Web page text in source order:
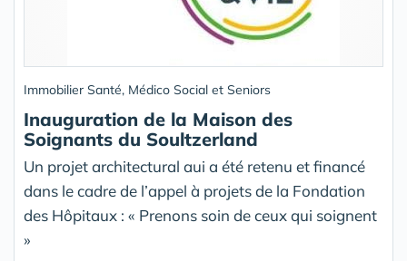
Immobilier Santé, Médico Social et Seniors
Inauguration de la Maison des
Soignants du Soultzerland
Un projet architectural aui a été retenu et financé
dans le cadre de l’appel à projets de la Fondation
des Hôpitaux : « Prenons soin de ceux qui soignent
»